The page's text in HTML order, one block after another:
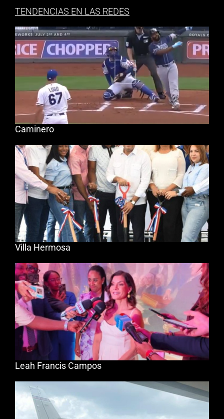
TENDENCIAS EN LAS REDES
Caminero
Villa Hermosa
Leah Francis Campos